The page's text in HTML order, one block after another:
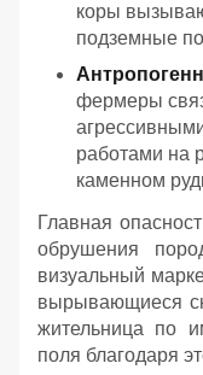
коры
подземные
фермеры
работами на
каменном
Главная
обрушения
визуальный
вырывающиеся
жительница по
поля благодаря